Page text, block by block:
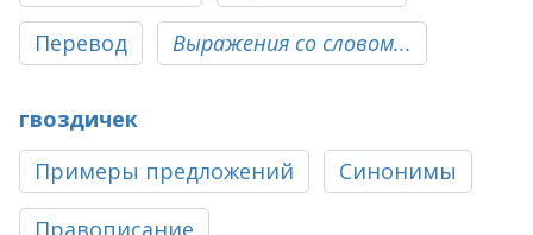
Перевод Выражения со словом...
гвоздичек
Примеры предложений
Синонимы
Правописание